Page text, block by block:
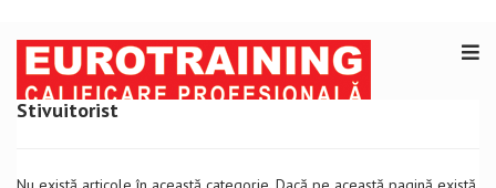
Stivuitorist